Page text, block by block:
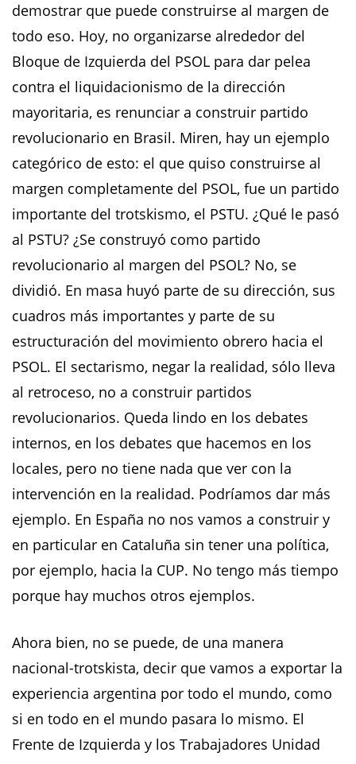
demostrar que puede construirse al margen de
todo eso. Hoy, no organizarse alrededor del
Bloque de Izquierda del PSOL para dar pelea
contra el liquidacionismo de la dirección
mayoritaria, es renunciar a construir partido
revolucionario en Brasil. Miren, hay un ejemplo
categórico de esto: el que quiso construirse al
margen completamente del PSOL, fue un partido
importante del trotskismo, el PSTU. ¿Qué le pasó
al PSTU? ¿Se construyó como partido
revolucionario al margen del PSOL? No, se
dividió. En masa huyó parte de su dirección, sus
cuadros más importantes y parte de su
estructuración del movimiento obrero hacia el
PSOL. El sectarismo, negar la realidad, sólo lleva
al retroceso, no a construir partidos
revolucionarios. Queda lindo en los debates
internos, en los debates que hacemos en los
locales, pero no tiene nada que ver con la
intervención en la realidad. Podríamos dar más
ejemplo. En España no nos vamos a construir y
en particular en Cataluña sin tener una política,
por ejemplo, hacia la CUP. No tengo más tiempo
porque hay muchos otros ejemplos.
Ahora bien, no se puede, de una manera
nacional-trotskista, decir que vamos a exportar la
experiencia argentina por todo el mundo, como
si en todo en el mundo pasara lo mismo. El
Frente de Izquierda y los Trabajadores Unidad